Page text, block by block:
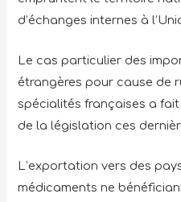
d’échanges internes à
Le cas particulier des
étrangères pour cause de
spécialités françaises a fait
de la législation ces
L’exportation vers des
médicaments ne